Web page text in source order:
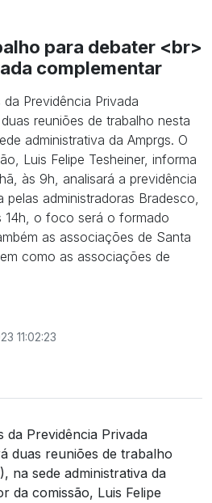
para debater <br>
complementar
Previdência Privada
reuniões de trabalho nesta
administrativa da Amprgs. O
Luis Felipe Tesheiner, informa
às 9h, analisará a previdência
administradoras Bradesco,
14h, o foco será o formado
as associações de Santa
como as associações de
11:02:23
da Previdência Privada
duas reuniões de trabalho
na sede administrativa da
da comissão, Luis Felipe